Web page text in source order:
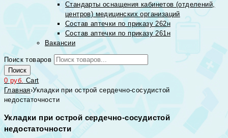
Стандарты оснащения кабинетов (отделений,
центров) медицинских организаций
Состав аптечки по приказу 262н
Состав аптечки по приказу 261н
Вакансии
Поиск товаров
Поиск
0руб. Cart
Главная›Укладки при острой сердечно-сосудистой
недостаточности
Укладки при острой сердечно-сосудистой
недостаточности